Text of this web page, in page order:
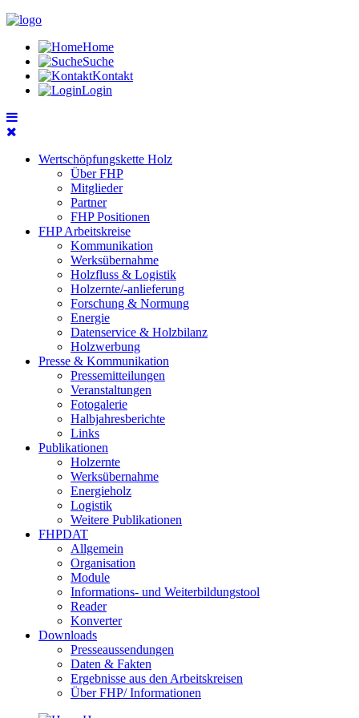
Home
Suche
Kontakt
Login
Wertschöpfungskette Holz
Über FHP
Mitglieder
Partner
FHP Positionen
FHP Arbeitskreise
Kommunikation
Werksübernahme
Holzfluss & Logistik
Holzernte/-anlieferung
Forschung & Normung
Energie
Datenservice & Holzbilanz
Holzwerbung
Presse & Kommunikation
Pressemitteilungen
Veranstaltungen
Fotogalerie
Halbjahresberichte
Links
Publikationen
Holzernte
Werksübernahme
Energieholz
Logistik
Weitere Publikationen
FHPDAT
Allgemein
Organisation
Module
Informations- und Weiterbildungstool
Reader
Konverter
Downloads
Presseaussendungen
Daten & Fakten
Ergebnisse aus den Arbeitskreisen
Über FHP/ Informationen